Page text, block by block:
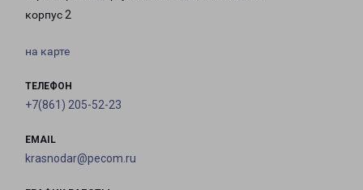
корпус 2
на карте
ТЕЛЕФОН
+7(861) 205-52-23
EMAIL
krasnodar@pecom.ru